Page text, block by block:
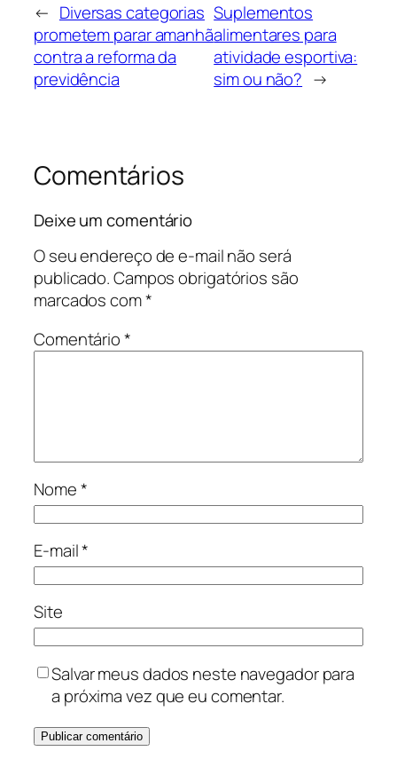
← Diversas categorias
prometem parar amanhã
contra a reforma da
previdência
Suplementos
alimentares para
atividade esportiva:
sim ou não? →
Comentários
Deixe um comentário
O seu endereço de e-mail não será
publicado.Campos obrigatórios são
marcados com*
Comentário*
Nome*
E-mail*
Site
Salvar meus dados neste navegador para
a próxima vez que eu comentar.